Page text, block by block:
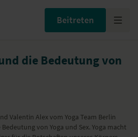
Beitreten
die Bedeutung von
Valentin Alex vom Yoga Team Berlin
von Yoga und Sex. Yoga macht